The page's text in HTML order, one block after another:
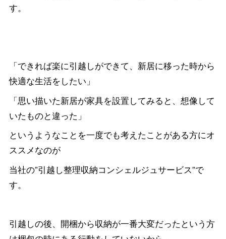
す。
「できれば楽に引越しができて、新居に移った時から
快適な生活をしたい」
「思い描いた新居が家具を設置してみると、想像して
いたものと違った」
というようなことを一度でも考えたことがある方にオ
ススメなのが
当社の”引越し整理収納コンシェルジュサービス”で
す。
引越しの後、開梱から収納が一番大変だったという方